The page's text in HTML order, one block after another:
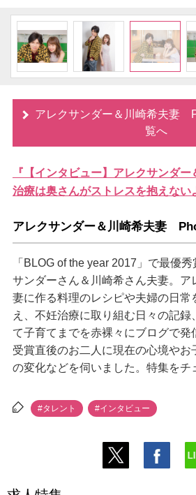
アレクサンダー＆川崎希夫妻
覧へ
『【インタビュー】アレクサンダ
治療は奥さんがストレスを抱えない
アレクサンダー＆川崎希夫妻
「BLOG of the year 2017」で最優
サンダーさん＆川崎希さん夫妻。ア
妻に作る料理のレシピや夫婦の日常
え、不妊治療に取り組む日々の記録
て子育てまでを赤裸々にブログで発
受賞直後のお二人に現在の心境やお
の変化などを伺いました。特集をチ
#タレント #インタビュー